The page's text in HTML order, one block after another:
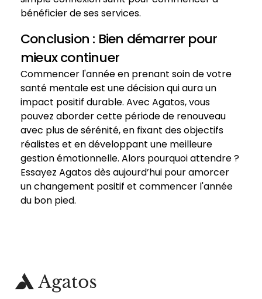
bénéficier de ses services.
Conclusion : Bien démarrer pour
mieux continuer
Commencer l'année en prenant soin de votre
santé mentale est une décision qui aura un
impact positif durable. Avec Agatos, vous
pouvez aborder cette période de renouveau
avec plus de sérénité, en fixant des objectifs
réalistes et en développant une meilleure
gestion émotionnelle. Alors pourquoi attendre ?
Essayez Agatos dès aujourd’hui pour amorcer
un changement positif et commencer l'année
du bon pied.